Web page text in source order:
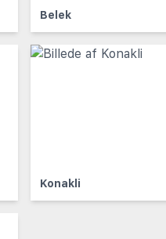
Belek
Konakli